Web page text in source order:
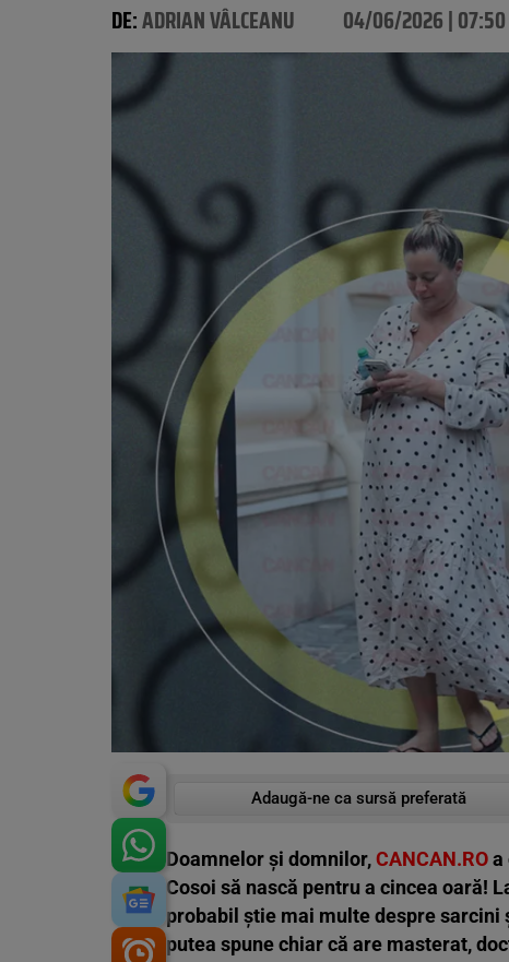
DE:ADRIAN VÂLCEANU 04/06/2026 | 07:50
Adaugă-ne ca sursă preferată
Doamnelor și domnilor,CANCAN.ROa
Cosoi să nască pentru a cincea oară!
probabil știe mai multe despre
putea spune chiar că are masterat,